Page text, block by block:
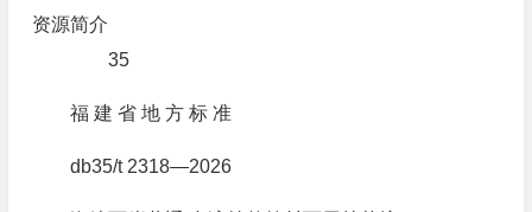
资源简介
35
福 建 省 地 方 标 准
db35/t 2318—2026